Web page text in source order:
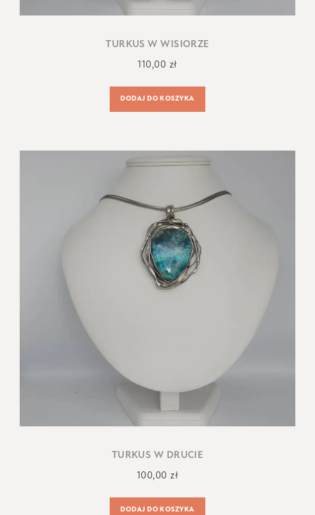
TURKUS W WISIORZE
110,00 zł
DODAJ DO KOSZYKA
TURKUS W DRUCIE
100,00zł
DODAJ DO KOSZYKA